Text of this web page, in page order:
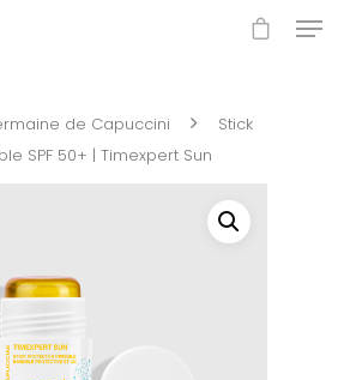
or ESC to close
de Capuccini
Stick
SPF 50+ | Timexpert Sun